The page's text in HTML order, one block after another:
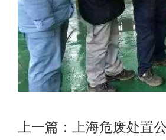
上一篇：
上海危废处置